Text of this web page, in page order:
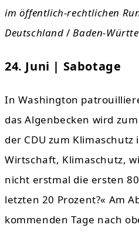
im öffentlich-rechtlichen
Deutschland/Baden-
24. Juni | Sabotage
In Washington
das Algenbecken wird
der CDU zum
Wirtschaft, Klimaschutz,
nicht erstmal die ersten
letzten 20 Prozent?« Am
kommenden Tage nach